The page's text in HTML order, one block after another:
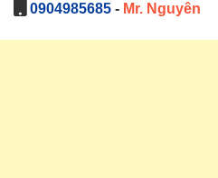
0904985685 - Mr. Nguyên